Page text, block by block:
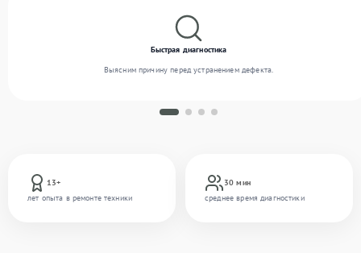
13+
лет опыта в ремонте техники
30 мин
среднее время диагностики
Быстрая диагностика
Выясним причину перед устранением дефекта.